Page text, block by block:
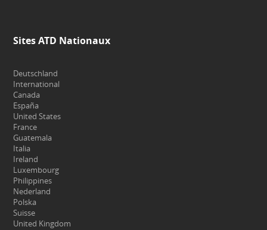
Sites ATD Nationaux
Deutschland
International
Canada
España
United States
France
Guatemala
Italia
Ireland
Luxembourg
Philippines
Nederland
Polska
Suisse
United Kingdom